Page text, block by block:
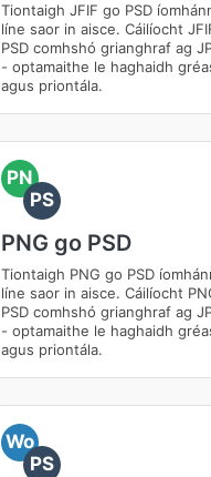
Tiontaigh JFIF go PSD
líne saor in aisce. Cáilíocht
PSD comhshó grianghraf ag
- optamaithe le haghaidh
agus priontála.
PN
PS
PNG go PSD
Tiontaigh PNG go PSD
líne saor in aisce. Cáilíocht
PSD comhshó grianghraf ag
- optamaithe le haghaidh
agus priontála.
Wo
PS